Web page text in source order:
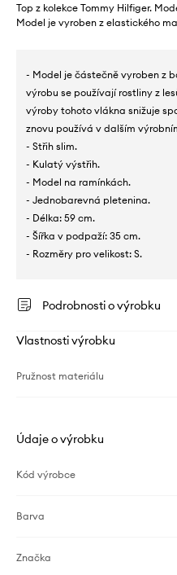
Top z kolekce Tommy Hilfiger.
Model je vyroben z elastického
- Model je částečně vyroben z
výrobu se používají rostliny z
výroby tohoto vlákna snižuje
znovu používá v dalším
- Střih slim.
- Kulatý výstřih.
- Model na ramínkách.
- Jednobarevná pletenina.
- Délka: 59 cm.
- Šířka v podpaží: 35 cm.
- Rozměry pro velikost: S.
Podrobnosti o výrobku
Vlastnosti výrobku
Pružnost materiálu
Údaje o výrobku
Kód výrobce
Barva
Značka